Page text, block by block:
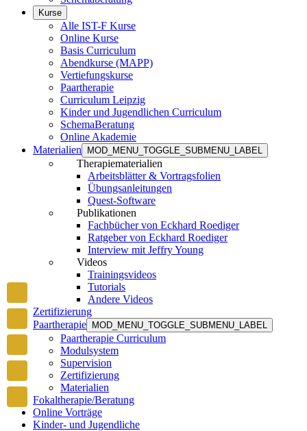
Kurse
Alle IST-F Kurse
Online Kurse
Basis Curriculum
Abendkurse (MAPP)
Vertiefungskurse
Paartherapie
Curriculum Leipzig
Kinder und Jugendlichen Curriculum
SchemaBeratung
Online Akademie
Materialien
MOD_MENU_TOGGLE_SUBMENU_LABEL
Therapiematerialien
Arbeitsblätter & Vortragsfolien
Übungsanleitungen
Quest-Software
Publikationen
Fachbücher von Eckhard Roediger
Ratgeber von Eckhard Roediger
Interview mit Jeffry Young
Videos
Trainingsvideos
Tutorials
Andere Videos
Zertifizierung
Paartherapie MOD_MENU_TOGGLE_SUBMENU_LABEL
Paartherapie Curriculum
Modulsystem
Supervision
Zertifizierung
Materialien
Fokaltherapie/Beratung
Online Vorträge
Kinder- und Jugendliche